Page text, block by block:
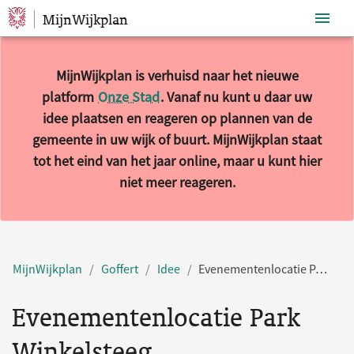
Sla navigatie over
MijnWijkplan
MijnWijkplan is verhuisd naar het nieuwe
platform Onze Stad. Vanaf nu kunt u daar uw
idee plaatsen en reageren op plannen van de
gemeente in uw wijk of buurt. MijnWijkplan staat
tot het eind van het jaar online, maar u kunt hier
niet meer reageren.
MijnWijkplan Goffert Idee Evenementenlocatie Park Winkelsteeg
Evenementenlocatie Park